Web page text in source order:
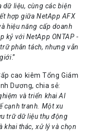
liệu, cùng các biện
hợp giữa NetApp AFX
hiệu năng cấp doanh
kỷ với NetApp ONTAP -
phân tách, nhưng vẫn
.”
cao kiêm Tổng Giám
Dương, chia sẻ:
và triển khai AI
cạnh tranh. Một xu
trữ dữ liệu thụ động
khai thác, xử lý và chọn